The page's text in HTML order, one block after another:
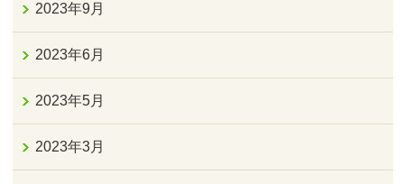
2023年9月
2023年6月
2023年5月
2023年3月